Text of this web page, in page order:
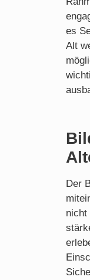
es
Alt
Der
nicht